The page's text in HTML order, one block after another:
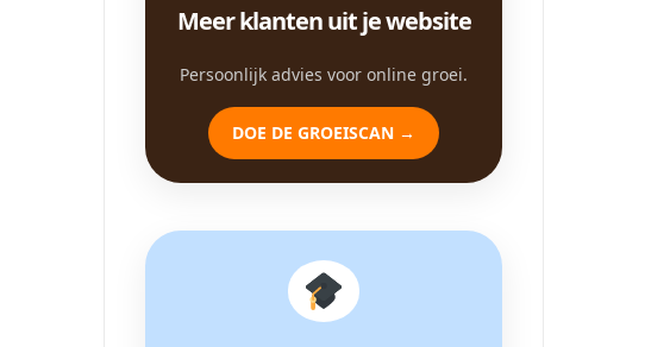
Meer klanten uit je website
Persoonlijk advies voor online groei.
DOE DE GROEISCAN →